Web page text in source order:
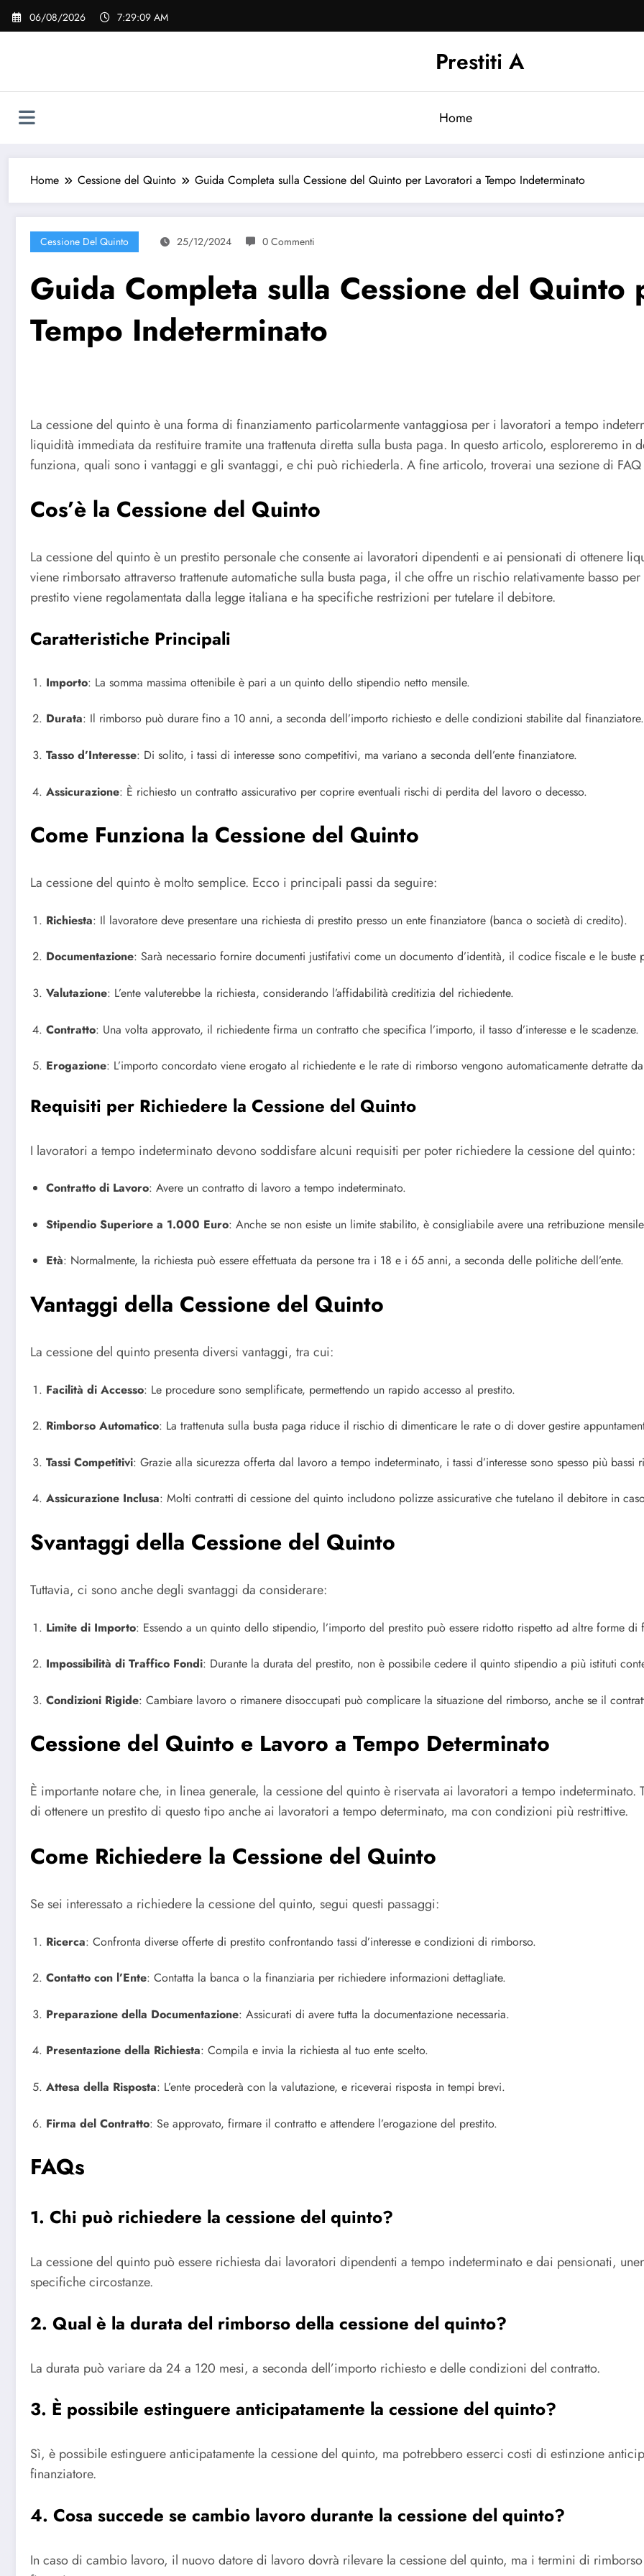
Vai
06/08/2026 7:29:10 AM
Prestiti A
Home
Home Cessione del Quinto Guida Completa sulla Cessione del Quinto per Lavoratori a Tempo Indeterminato
Cessione Del Quinto 25/12/2024 0 Commenti
Guida Completa sulla Cessione del Quinto
Tempo Indeterminato
La cessione del quinto è una forma di finanziamento particolarmente vantaggiosa per i lavoratori a tempo
liquidità immediata da restituire tramite una trattenuta diretta sulla busta paga. In questo articolo, esploreremo in
funziona, quali sono i vantaggi e gli svantaggi, e chi può richiederla. A fine articolo, troverai una sezione di
Cos’è la Cessione del Quinto
La cessione del quinto è un prestito personale che consente ai lavoratori dipendenti e ai pensionati di ottenere
viene rimborsato attraverso trattenute automatiche sulla busta paga, il che offre un rischio relativamente basso
prestito viene regolamentata dalla legge italiana e ha specifiche restrizioni per tutelare il debitore.
Caratteristiche Principali
Importo: La somma massima ottenibile è pari a un quinto dello stipendio netto mensile.
Durata: Il rimborso può durare fino a 10 anni, a seconda dell’importo richiesto e delle condizioni stabilite dal finanziatore.
Tasso d’Interesse: Di solito, i tassi di interesse sono competitivi, ma variano a seconda dell’ente finanziatore.
Assicurazione: È richiesto un contratto assicurativo per coprire eventuali rischi di perdita del lavoro o decesso.
Come Funziona la Cessione del Quinto
La cessione del quinto è molto semplice. Ecco i principali passi da seguire:
Richiesta: Il lavoratore deve presentare una richiesta di prestito presso un ente finanziatore (banca o società di credito).
Documentazione: Sarà necessario fornire documenti justifativi come un documento d’identità, il codice fiscale e le buste
Valutazione: L’ente valuterebbe la richiesta, considerando l’affidabilità creditizia del richiedente.
Contratto: Una volta approvato, il richiedente firma un contratto che specifica l’importo, il tasso d’interesse e le scadenze.
Erogazione: L’importo concordato viene erogato al richiedente e le rate di rimborso vengono automaticamente detratte
Requisiti per Richiedere la Cessione del Quinto
I lavoratori a tempo indeterminato devono soddisfare alcuni requisiti per poter richiedere la cessione del quinto:
Contratto di Lavoro: Avere un contratto di lavoro a tempo indeterminato.
Stipendio Superiore a 1.000 Euro: Anche se non esiste un limite stabilito, è consigliabile avere una retribuzione
Età: Normalmente, la richiesta può essere effettuata da persone tra i 18 e i 65 anni, a seconda delle politiche dell’ente.
Vantaggi della Cessione del Quinto
La cessione del quinto presenta diversi vantaggi, tra cui:
Facilità di Accesso: Le procedure sono semplificate, permettendo un rapido accesso al prestito.
Rimborso Automatico: La trattenuta sulla busta paga riduce il rischio di dimenticare le rate o di dover gestire
Tassi Competitivi: Grazie alla sicurezza offerta dal lavoro a tempo indeterminato, i tassi d’interesse sono spesso più
Assicurazione Inclusa: Molti contratti di cessione del quinto includono polizze assicurative che tutelano il debitore in
Svantaggi della Cessione del Quinto
Tuttavia, ci sono anche degli svantaggi da considerare:
Limite di Importo: Essendo a un quinto dello stipendio, l’importo del prestito può essere ridotto rispetto ad altre forme di
Impossibilità di Traffico Fondi: Durante la durata del prestito, non è possibile cedere il quinto stipendio a più istituti
Condizioni Rigide: Cambiare lavoro o rimanere disoccupati può complicare la situazione del rimborso, anche se il
Cessione del Quinto e Lavoro a Tempo Determinato
È importante notare che, in linea generale, la cessione del quinto è riservata ai lavoratori a tempo
di ottenere un prestito di questo tipo anche ai lavoratori a tempo determinato, ma con condizioni più restrittive.
Come Richiedere la Cessione del Quinto
Se sei interessato a richiedere la cessione del quinto, segui questi passaggi:
Ricerca: Confronta diverse offerte di prestito confrontando tassi d’interesse e condizioni di rimborso.
Contatto con l’Ente: Contatta la banca o la finanziaria per richiedere informazioni dettagliate.
Preparazione della Documentazione: Assicurati di avere tutta la documentazione necessaria.
Presentazione della Richiesta: Compila e invia la richiesta al tuo ente scelto.
Attesa della Risposta: L’ente procederà con la valutazione, e riceverai risposta in tempi brevi.
Firma del Contratto: Se approvato, firmare il contratto e attendere l’erogazione del prestito.
FAQs
1. Chi può richiedere la cessione del quinto?
La cessione del quinto può essere richiesta dai lavoratori dipendenti a tempo indeterminato e dai pensionati,
specifiche circostanze.
2. Qual è la durata del rimborso della cessione del quinto?
La durata può variare da 24 a 120 mesi, a seconda dell’importo richiesto e delle condizioni del contratto.
3. È possibile estinguere anticipatamente la cessione del quinto?
Sì, è possibile estinguere anticipatamente la cessione del quinto, ma potrebbero esserci costi di estinzione
finanziatore.
4. Cosa succede se cambio lavoro durante la cessione del quinto?
In caso di cambio lavoro, il nuovo datore di lavoro dovrà rilevare la cessione del quinto, ma i termini di